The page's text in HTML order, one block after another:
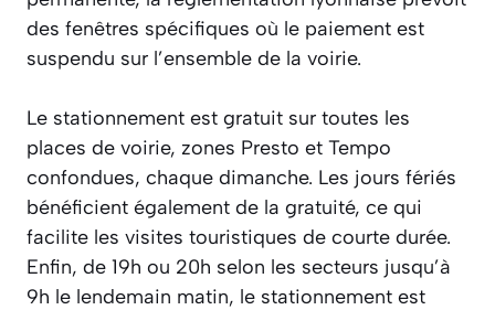
des fenêtres spécifiques où le paiement est
suspendu sur l’ensemble de la voirie.
Le stationnement est gratuit sur toutes les
places de voirie, zones Presto et Tempo
confondues, chaque dimanche. Les jours fériés
bénéficient également de la gratuité, ce qui
facilite les visites touristiques de courte durée.
Enfin, de 19h ou 20h selon les secteurs jusqu’à
9h le lendemain matin, le stationnement est